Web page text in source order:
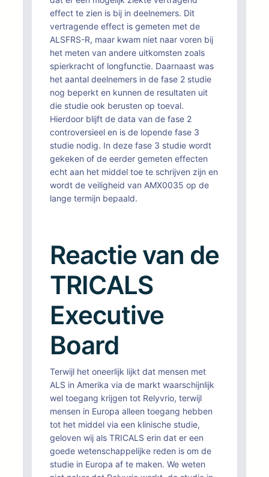
effect te zien is bij in deelnemers. Dit
vertragende effect is gemeten met de
ALSFRS-R, maar kwam niet naar voren bij
het meten van andere uitkomsten zoals
spierkracht of longfunctie. Daarnaast was
het aantal deelnemers in de fase 2 studie
nog beperkt en kunnen de resultaten uit
die studie ook berusten op toeval.
Hierdoor blijft de data van de fase 2
controversieel en is de lopende fase 3
studie nodig. In deze fase 3 studie wordt
gekeken of de eerder gemeten effecten
echt aan het middel toe te schrijven zijn en
wordt de veiligheid van AMX0035 op de
lange termijn bepaald.
Reactie van de
TRICALS
Executive
Board
Terwijl het oneerlijk lijkt dat mensen met
ALS in Amerika via de markt waarschijnlijk
wel toegang krijgen tot Relyvrio, terwijl
mensen in Europa alleen toegang hebben
tot het middel via een klinische studie,
geloven wij als TRICALS erin dat er een
goede wetenschappelijke reden is om de
studie in Europa af te maken. We weten